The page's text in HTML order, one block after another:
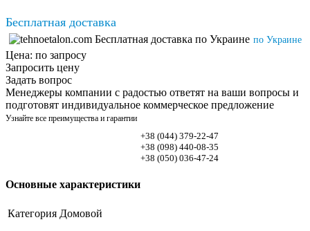
Бесплатная доставка
по Украине
Цена: по запросу
Запросить цену
Задать вопрос
Менеджеры компании с радостью ответят на ваши вопросы и
подготовят индивидуальное коммерческое предложение
Узнайте все преимущества и гарантии
+38 (044)379-22-47
+38 (098)440-08-35
+38 (050)036-47-24
Основные характеристики
Категория Домовой